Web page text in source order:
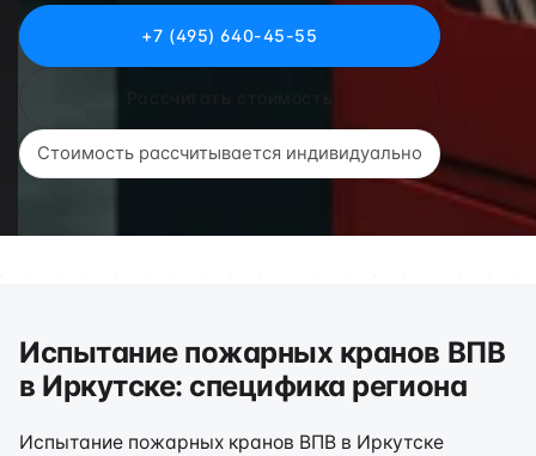
+7 (495) 640-45-55
Стоимость рассчитывается индивидуально
Испытание пожарных кранов ВПВ
в Иркутске: специфика региона
Испытание пожарных кранов ВПВ в Иркутске